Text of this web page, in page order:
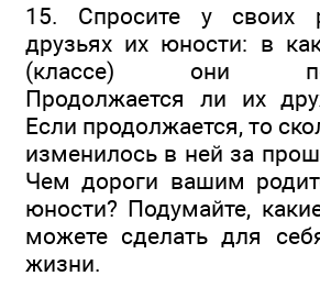
15. Спросите у своих
друзьях их юности: в
(классе) они
Продолжается ли их
Если продолжается, то
изменилось в ней за
Чем дороги вашим
юности? Подумайте,
можете сделать для
жизни.